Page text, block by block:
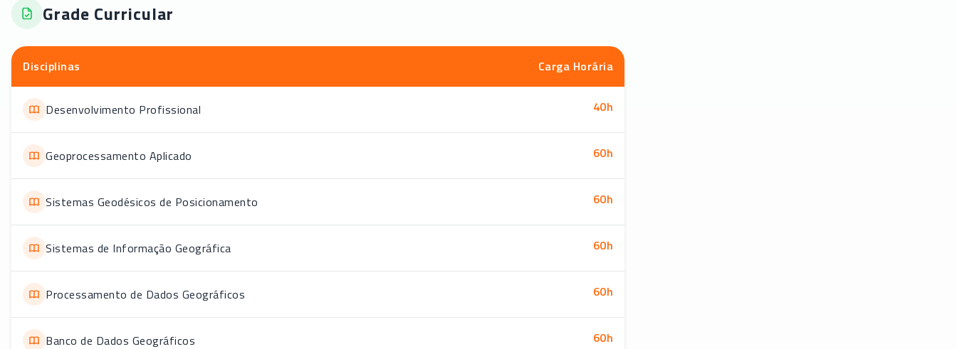
Grade Curricular
Disciplinas Carga Horária
Desenvolvimento Profissional 40h
Geoprocessamento Aplicado 60h
Sistemas Geodésicos de Posicionamento 60h
Sistemas de Informação Geográfica 60h
Processamento de Dados Geográficos 60h
Banco de Dados Geográficos 60h